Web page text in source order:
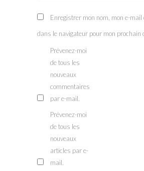
Enregistrer mon nom, mon e-mail
dans le navigateur pour mon prochain
Prévenez-moi
de tous les
nouveaux
commentaires
par e-mail.
Prévenez-moi
de tous les
nouveaux
articles par e-
mail.